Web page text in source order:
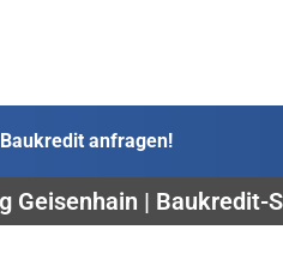
anfragen!
Geisenhain | Baukredit-